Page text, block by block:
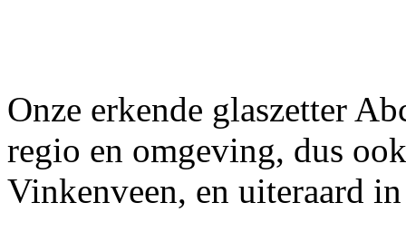
Onze erkende glaszetter
regio en omgeving, dus
Vinkenveen, en uiteraard